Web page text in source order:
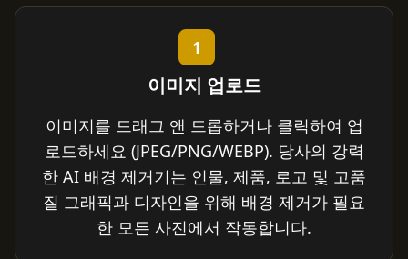
1
이미지 업로드
이미지를 드래그 앤 드롭하거나 클릭하여 업
로드하세요 (JPEG/PNG/WEBP). 당사의 강력
한 AI 배경 제거기는 인물, 제품, 로고 및 고품
질 그래픽과 디자인을 위해 배경 제거가 필요
한 모든 사진에서 작동합니다.